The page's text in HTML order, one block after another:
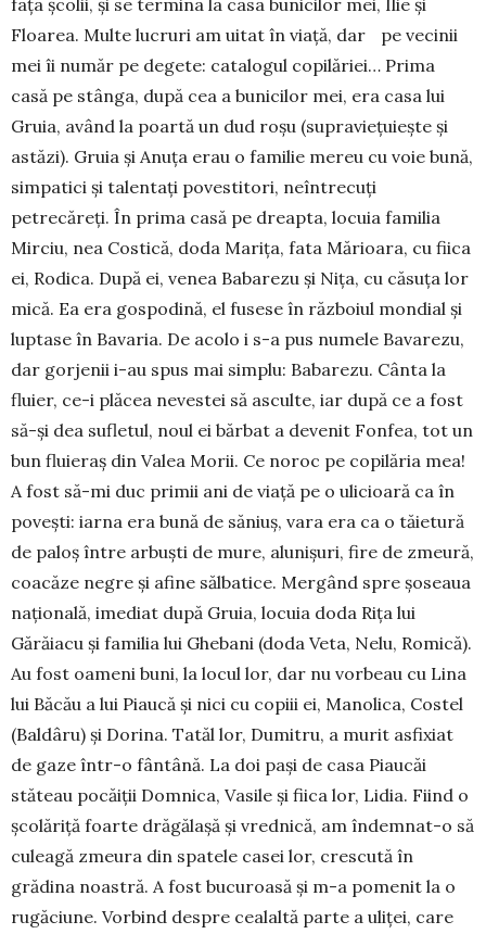
Floarea. Multe lucruri am uitat în viață, dar pe vecinii
mei îi număr pe degete: catalogul copilăriei… Prima
casă pe stânga, după cea a bunicilor mei, era casa lui
Gruia, având la poartă un dud roșu (supraviețuiește și
astăzi). Gruia și Anuța erau o familie mereu cu voie bună,
simpatici și talentați povestitori, neîntrecuți
petrecăreți. În prima casă pe dreapta, locuia familia
Mirciu, nea Costică, doda Marița, fata Mărioara, cu fiica
ei, Rodica. După ei, venea Babarezu și Nița, cu căsuța lor
mică. Ea era gospodină, el fusese în războiul mondial și
luptase în Bavaria. De acolo i s-a pus numele Bavarezu,
dar gorjenii i-au spus mai simplu: Babarezu. Cânta la
fluier, ce-i plăcea nevestei să asculte, iar după ce a fost
să-și dea sufletul, noul ei bărbat a devenit Fonfea, tot un
bun fluieraș din Valea Morii. Ce noroc pe copilăria mea!
A fost să-mi duc primii ani de viață pe o ulicioară ca în
povești: iarna era bună de săniuș, vara era ca o tăietură
de paloș între arbuști de mure, alunișuri, fire de zmeură,
coacăze negre și afine sălbatice. Mergând spre șoseaua
națională, imediat după Gruia, locuia doda Rița lui
Gărăiacu și familia lui Ghebani (doda Veta, Nelu, Romică).
Au fost oameni buni, la locul lor, dar nu vorbeau cu Lina
lui Băcău a lui Piaucă și nici cu copiii ei, Manolica, Costel
(Baldâru) și Dorina. Tatăl lor, Dumitru, a murit asfixiat
de gaze într-o fântână. La doi pași de casa Piaucăi
stăteau pocăiții Domnica, Vasile și fiica lor, Lidia. Fiind o
școlăriță foarte drăgălașă și vrednică, am îndemnat-o să
culeagă zmeura din spatele casei lor, crescută în
grădina noastră. A fost bucuroasă și m-a pomenit la o
rugăciune. Vorbind despre cealaltă parte a uliței, care